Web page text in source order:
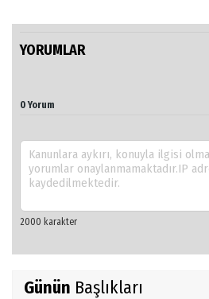
YORUMLAR
0 Yorum
Günün Başlıkları